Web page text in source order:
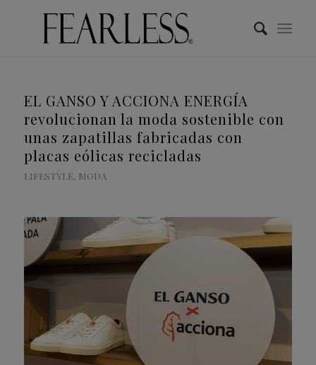
EL GANSO Y ACCIONA ENERGÍA
revolucionan la moda sostenible con
unas zapatillas fabricadas con
placas eólicas recicladas
LIFESTYLE, MODA